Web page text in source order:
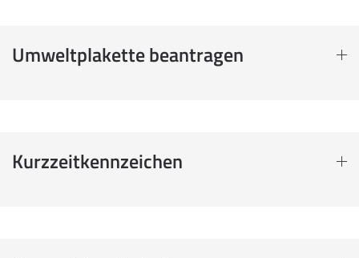
Umweltplakette beantragen
Kurzzeitkennzeichen